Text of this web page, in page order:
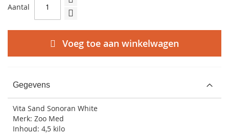
Aantal
Voeg toe aan winkelwagen
Gegevens
Vita Sand Sonoran White
Merk: Zoo Med
Inhoud: 4,5 kilo